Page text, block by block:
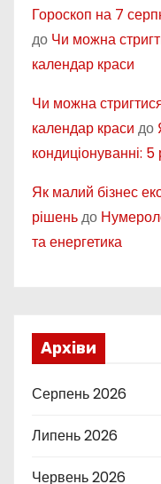
Гороскоп на 7
до Чи можна
календар краси
Чи можна
календар краси до
кондиціонуванні:
Як малий бізнес
рішеньдо
та енергетика
Архіви
Серпень 2026
Липень 2026
Червень 2026